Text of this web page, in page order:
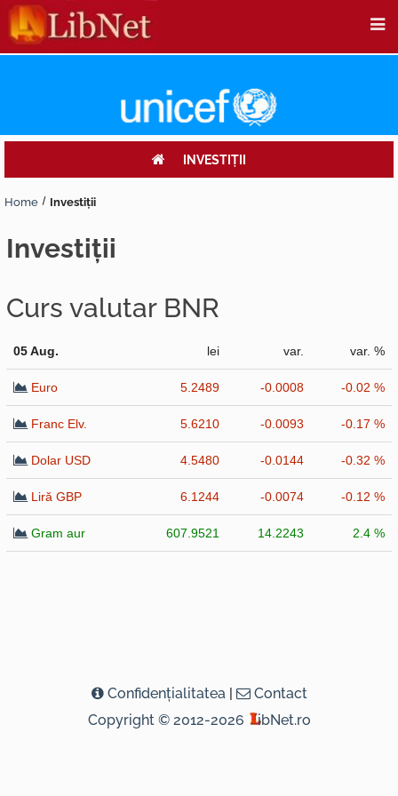
INVESTIŢII
Home Investiţii
investiţii
Curs valutar BNR
05 Aug. lei var. var. %
Euro 5.2489 -0.0008 -0.02 %
Franc Elv. 5.6210 -0.0093 -0.17 %
Dolar USD 4.5480 -0.0144 -0.32 %
Liră GBP 6.1244 -0.0074 -0.12 %
Gram aur 607.9521 14.2243 2.4 %
Confidenţialitatea |
Contact
Copyright © 2012-2026
ibNet.ro